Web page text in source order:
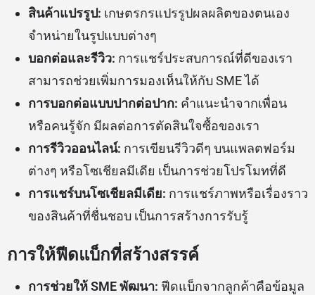
สินค้าแปรรูป: เกษตรกรแปรรูปผลผลิตของตนเอง
จำหน่ายในรูปแบบต่างๆ
บอกต่อและรีวิว: การแชร์ประสบการณ์ที่ดีของเรา
สามารถช่วยเพิ่มการมองเห็นให้กับ SME ได้
การบอกต่อแบบปากต่อปาก: คำแนะนำจากเพื่อน
หรือคนรู้จัก มีผลต่อการตัดสินใจซื้อของเรา
การรีวิวออนไลน์: การเขียนรีวิวดีๆ บนแพลตฟอร์ม
ต่างๆ หรือโซเชียลมีเดีย เป็นการช่วยโปรโมทที่ดี
การแชร์บนโซเชียลมีเดีย: การแชร์ภาพหรือเรื่องราว
ของสินค้าที่ชื่นชอบ เป็นการสร้างการรับรู้
การให้ฟีดแบ็กที่สร้างสรรค์
การช่วยให้ SME พัฒนา: ฟีดแบ็กจากลูกค้าคือข้อมูล